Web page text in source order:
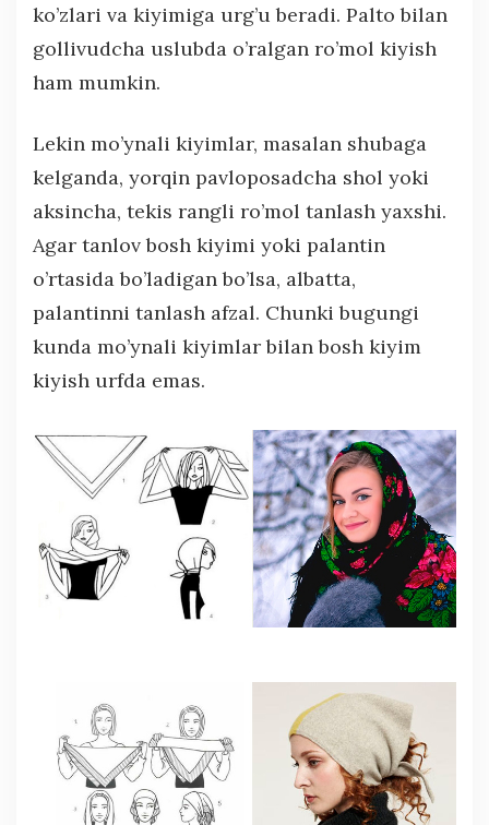
ko’zlari va kiyimiga urg’u beradi. Palto bilan
gollivudcha uslubda o’ralgan ro’mol kiyish
ham mumkin.
Lekin mo’ynali kiyimlar, masalan shubaga
kelganda, yorqin pavloposadcha shol yoki
aksincha, tekis rangli ro’mol tanlash yaxshi.
Agar tanlov bosh kiyimi yoki palantin
o’rtasida bo’ladigan bo’lsa, albatta,
palantinni tanlash afzal. Chunki bugungi
kunda mo’ynali kiyimlar bilan bosh kiyim
kiyish urfda emas.